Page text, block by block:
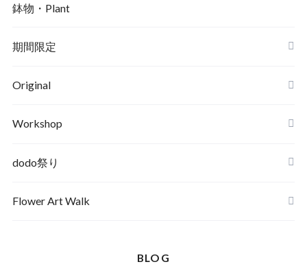
鉢物・Plant
期間限定
Original
Workshop
dodo祭り
Flower Art Walk
BLOG